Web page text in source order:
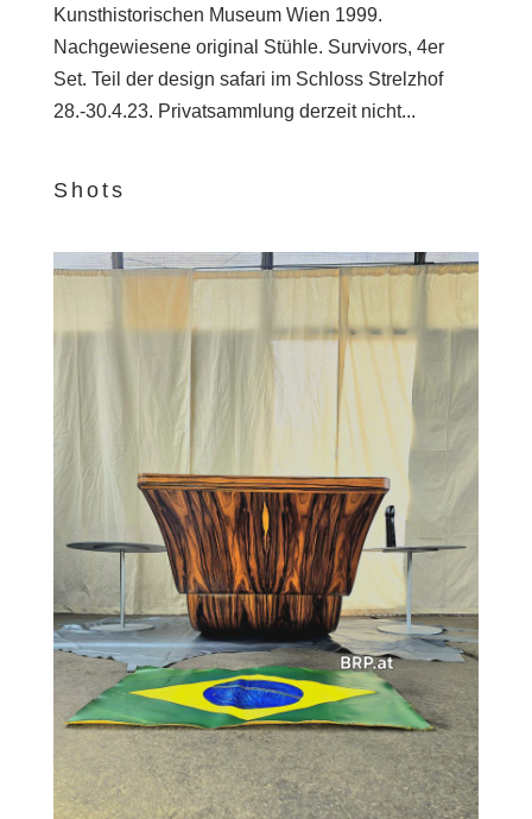
Kunsthistorischen Museum Wien 1999.
Nachgewiesene original Stühle. Survivors, 4er
Set. Teil der design safari im Schloss Strelzhof
28.-30.4.23. Privatsammlung derzeit nicht...
Shots